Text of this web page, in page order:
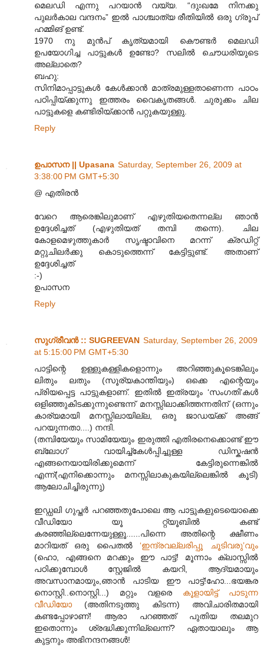
മെലഡി എന്നു പറയാൻ വയ്യ. “ദുഃഖമേ നിനക്കു
പുലർകാല വന്ദനം” ഇൽ പാശ്ചാത്യ രീതിയിൽ ഒരു ഗ്രൂപ്
ഹമ്മിങ് ഉണ്ട്.
1970 നു മുൻപ് കൃത്യമായി കൌണ്ടർ മെലഡി
ഉപയോഗിച്ച പാട്ടുകൾ ഉണ്ടോ? സലിൽ ചൌധരിയുടെ
അല്ലാതെ?
ബഹു:
സിനിമാപ്പാട്ടുകൾ കേൾക്കാൻ മാത്രമുള്ളതാണെന്ന പാഠം
പഠിപ്പിയ്ക്കുന്നു ഇത്തരം വൈകൃതങ്ങൾ. ചുരുക്കം ചില
പാട്ടുകളെ കണ്ടിരിയ്ക്കാൻ പറ്റുകയുള്ളു.
Reply
ഉപാസന || Upasana Saturday, September 26, 2009 at
3:38:00 PM GMT+5:30
@ എതിരന്‍
വേറെ ആരെങ്കിലുമാണ് എഴുതിയതെന്നല്ല ഞാന്‍
ഉദ്ദേശിച്ചത് (എഴുതിയത് തമ്പി തന്നെ). ചില
കോളമെഴുത്തുകാര്‍ സൃഷ്ടാവിനെ മറന്ന് ക്രഡിറ്റ്
മറ്റുചിലര്‍ക്കു കൊടുത്തെന്ന് കേട്ടിട്ടുണ്ട്. അതാണ്
ഉദ്ദേശിച്ചത്
:-)
ഉപാസന
Reply
സുഗ്രീവന്‍ :: SUGREEVAN Saturday, September 26, 2009
at 5:15:00 PM GMT+5:30
പാട്ടിന്റെ ഉള്ളുകള്ളികളൊന്നും അറിഞ്ഞുകൂടെങ്കിലും
ലിതും ലതും (സൂ‍ര്യകാന്തിയും) ഒക്കെ എന്റെയും
പ്രിയപ്പെട്ട പാട്ടുകളാണ്. ഇതില്‍ ഇത്രയും ‘സംഗതി’കള്‍
ഒളിഞ്ഞുകിടക്കുന്നുണ്ടെന്ന് മനസ്സിലാക്കിത്തന്നതിന് (ഒന്നും
കാര്യമായി മനസ്സിലായില്ല, ഒരു ജാഡയ്ക്ക് അങ്ങ്
പറയുന്നതാ....) നന്ദി.
(തമ്പിയേയും സാമിയേയും ഇരുത്തി എതിരനെക്കൊണ്ട് ഈ
ബ്ലോഗ് വായിച്ച്കേള്‍പ്പിച്ചുള്ള ഡിസ്കഷന്‍
എങ്ങനെയായിരിക്കുമെന്ന് കേട്ടിരുന്നെങ്കില്‍
എന്ന്(എനിക്കൊന്നും മനസ്സിലാ‍കുകയില്ലെങ്കില്‍ കൂടി)
ആലോചിച്ചിരുന്നു)
ഇഡ്ഡലി ഗുപ്തര്‍ പറഞ്ഞതുപോലെ ആ പാട്ടുകളുടെയൊക്കെ
വീഡിയോ യൂ റ്റ്യൂബില്‍ കണ്ട്
കരഞ്ഞില്ലെന്നേയുള്ളൂ......പിന്നെ അതിന്റെ ക്ഷീണം
മാറിയത് ഒരു പൈതല്‍‘ഇന്ദ്രവല്ലരിപ്പൂ ചൂടിവരു’വും
(ഹൊ, എങ്ങനെ മറക്കും ഈ പാട്ട്! മൂന്നാം ക്ലാസ്സില്‍
പഠിക്കുമ്പോള്‍ സ്റ്റേജില്‍ കയറി, ആദ്യമായും
അവസാനമായും,ഞാന്‍ പാടിയ ഈ പാട്ട്!ഹോ...ഭയങ്കര
നൊസ്റ്റി..നൊസ്റ്റി...) മറ്റും വളരെ കൂളായിട്ട് പാടുന്ന
വീഡിയോ (അതിനടുത്തു കിടന്ന) അവിചാരിതമായി
കണ്ടപ്പോഴാണ്! ആരാ പറഞ്ഞത് പുതിയ തലമുറ
ഇതൊന്നും ശ്രദ്ധിക്കുന്നില്ലെന്ന്? ഏതായാലും ആ
കുട്ടനും അഭിനന്ദനങ്ങള്‍!